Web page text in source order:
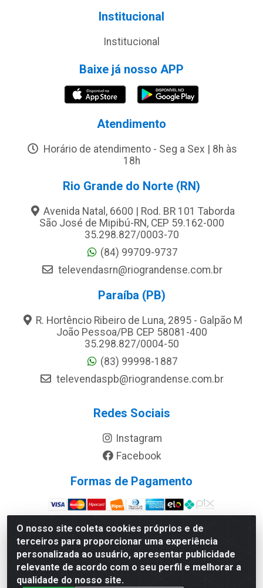
O nosso site coleta cookies próprios e de
terceiros para proporcionar uma experiência
personalizada ao usuário, apresentar publicidade
relevante de acordo com o seu perfil e melhorar a
qualidade do nosso site.
Institucional
Institucional
Baixe já nosso APP
Atendimento
Horário de atendimento - Seg a Sex | 8h às
18h
Rio Grande do Norte (RN)
Avenida Natal, 6600 | Rod. BR 101 Taborda
São José de Mipibú-RN, CEP 59.162-000
35.298.827/0003-70
(84) 99709-9737
televendasrn@riograndense.com.br
Paraíba (PB)
R. Hortêncio Ribeiro de Luna, 2895 - Galpão M
João Pessoa/PB CEP 58081-400
35.298.827/0004-50
(83) 99998-1887
televendaspb@riograndense.com.br
Redes Sociais
Instagram
Facebook
Formas de Pagamento
Site Seguro